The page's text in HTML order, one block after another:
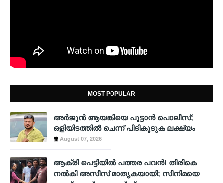
MOST POPULAR
അര്‍ജുന്‍ ആയങ്കിയെ പൂട്ടാന്‍ പൊലീസ്;
ഒളിയിടത്തില്‍ ചെന്ന് പിടികൂടുക ലക്ഷ്യം
August 07, 2026
ആക്രി പെട്ടിയിൽ പത്തര പവൻ! തിരികെ
നൽകി അസീസ് മാതൃകയായി; സിനിമയെ